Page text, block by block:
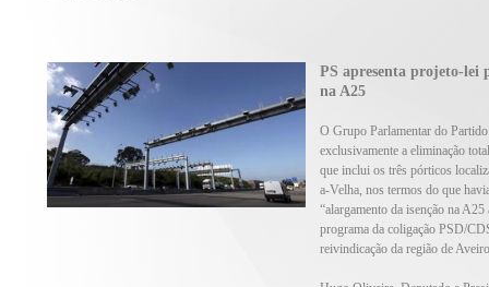
PS apresenta projeto-lei
na A25
O Grupo Parlamentar do
exclusivamente a eliminação
que inclui os três pórticos
a-Velha, nos termos do que
“alargamento da isenção na
programa da coligação PSD/
reivindicação da região de